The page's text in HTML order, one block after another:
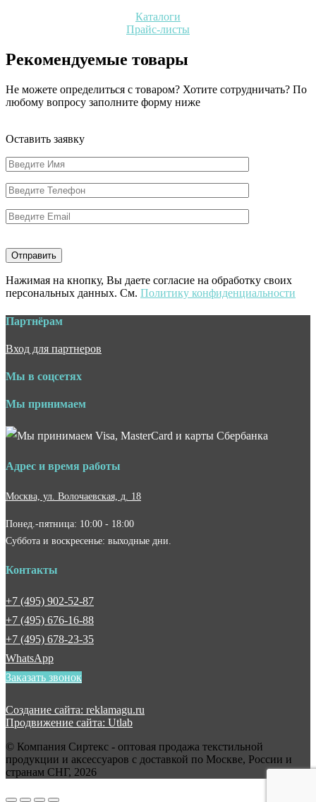
Каталоги
Прайс-листы
Рекомендуемые товары
Не можете определиться с товаром? Хотите сотрудничать? По
любому вопросу заполните форму ниже
Оставить заявку
Нажимая на кнопку, Вы даете согласие на обработку своих
персональных данных. См. Политику конфиденциальности
Партнёрам
Вход для партнеров
Мы в соцсетях
Мы принимаем
Адрес и время работы
Москва, ул. Волочаевская, д. 18
Понед.-пятница: 10:00 - 18:00
Суббота и воскресенье: выходные дни.
Контакты
+7 (495) 902-52-87
+7 (495) 676-16-88
+7 (495) 678-23-35
WhatsApp
Заказать звонок
Создание сайта: reklamagu.ru
Продвижение сайта: Utlab
© Компания Сиртекс - оптовая продажа текстильной
продукции и аксессуаров с доставкой по Москве, России и
странам СНГ, 2026